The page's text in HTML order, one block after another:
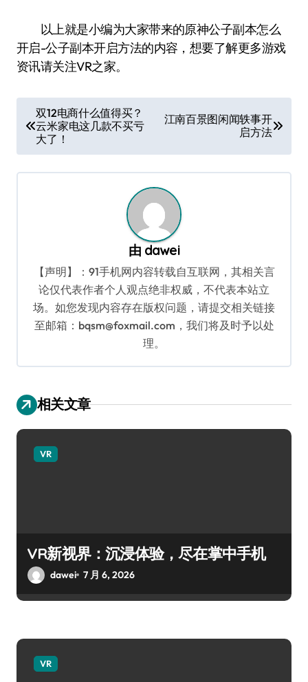
以上就是小编为大家带来的原神公子副本怎么
开启-公子副本开启方法的内容，想要了解更多游戏
资讯请关注VR之家。
章
导
航
双12电商什么值得买？
云米家电这几款不买亏
大了！
江南百景图闲闻轶事开
启方法
由 dawei
【声明】：91手机网内容转载自互联网，其相关言
论仅代表作者个人观点绝非权威，不代表本站立
场。如您发现内容存在版权问题，请提交相关链接
至邮箱：bqsm@foxmail.com，我们将及时予以处
理。
相关文章
VR
VR新视界：沉浸体验，尽在掌中手机
dawei 7 月 6, 2026
VR